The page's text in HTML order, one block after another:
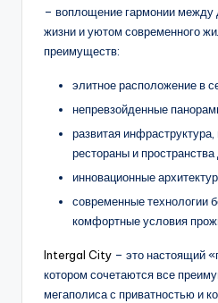
– воплощение гармонии между
жизни и уютом современного
преимуществ:
элитное расположение в
непревзойденные
развитая
рестораны и
инновационные
современные технологии
комфортные условия
Intergal City – это настоящий
котором сочетаются все
мегаполиса с приватностью и